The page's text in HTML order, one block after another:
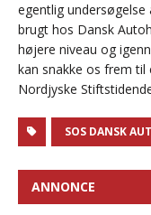
egentlig
brugt hos Dansk
højere niveau og
kan snakke os frem til
Nordjyske
SOS DANSK
ANNONCE